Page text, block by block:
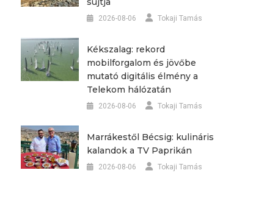
2026-08-06 Tokaji Tamás
Kékszalag: rekord
mobilforgalom és jövőbe
mutató digitális élmény a
Telekom hálózatán
2026-08-06 Tokaji Tamás
Marrákestől Bécsig: kulináris
kalandok a TV Paprikán
2026-08-06 Tokaji Tamás